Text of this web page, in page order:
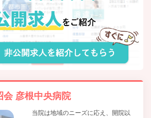
彦根中央病院
当院は地域のニーズに応え、開院以